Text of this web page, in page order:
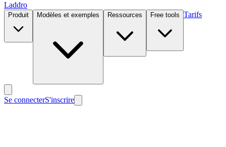
Laddro
Produit Modèles et exemples Ressources Free tools Tarifs
Se connecterS'inscrire